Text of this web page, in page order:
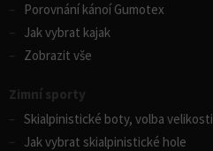
Porovnání kánoí Gumotex
Jak vybrat kajak
Zobrazit vše
Zimní sporty
Skialpinistické boty, volba velikosti
Jak vybrat skialpinistické hole